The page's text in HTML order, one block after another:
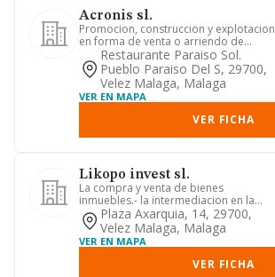
Acronis sl.
Promocion, construccion y explotacion
en forma de venta o arriendo de
viviendas, locales, apartamen...
Restaurante Paraiso Sol.
Pueblo Paraiso Del S, 29700,
Velez Malaga, Malaga
VER EN MAPA
VER FICHA
Likopo invest sl.
La compra y venta de bienes
inmuebles.- la intermediacion en la
compra y venta de bienes inmuebles....
Plaza Axarquia, 14, 29700,
Velez Malaga, Malaga
VER EN MAPA
VER FICHA